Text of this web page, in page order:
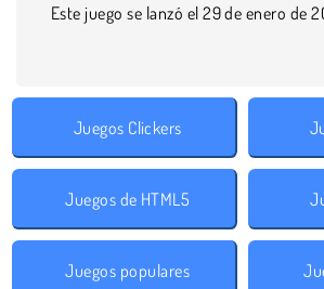
Este juego se lanzó el 29 de enero de
Juegos Clickers
Juegos de HTML5
Juegos populares